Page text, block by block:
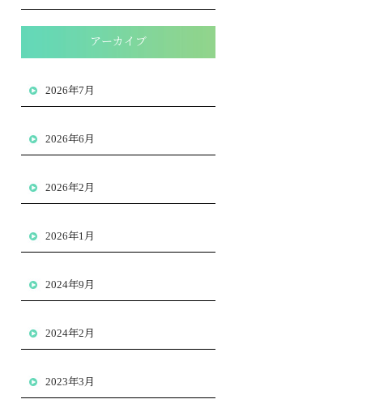
アーカイブ
2026年7月
2026年6月
2026年2月
2026年1月
2024年9月
2024年2月
2023年3月